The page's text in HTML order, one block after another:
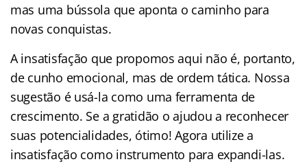
mas uma bússola que aponta o caminho para
novas conquistas.
A insatisfação que propomos aqui não é, portanto,
de cunho emocional, mas de ordem tática. Nossa
sugestão é usá-la como uma ferramenta de
crescimento. Se a gratidão o ajudou a reconhecer
suas potencialidades, ótimo! Agora utilize a
insatisfação como instrumento para expandi-las.